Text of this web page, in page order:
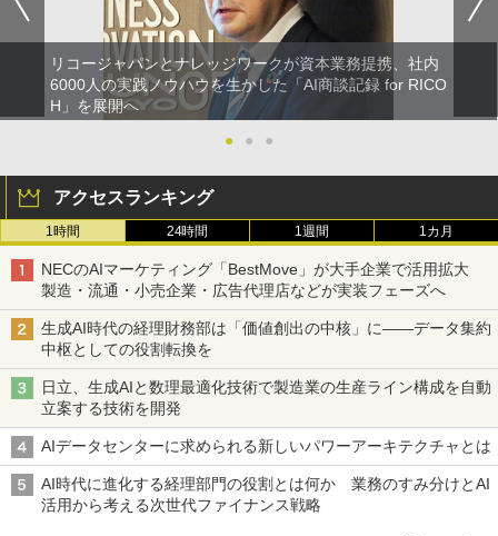
リコージャパンとナレッジワークが資本業務提携、社内
6000人の実践ノウハウを生かした「AI商談記録 for RICO
H」を展開へ
●
● ●
アクセスランキング
1時間 24時間 1週間 1カ月
NECのAIマーケティング「BestMove」が大手企業で活用拡大
製造・流通・小売企業・広告代理店などが実装フェーズへ
生成AI時代の経理財務部は「価値創出の中核」に――データ集約
中枢としての役割転換を
日立、生成AIと数理最適化技術で製造業の生産ライン構成を自動
立案する技術を開発
AIデータセンターに求められる新しいパワーアーキテクチャとは
AI時代に進化する経理部門の役割とは何か 業務のすみ分けとAI
活用から考える次世代ファイナンス戦略